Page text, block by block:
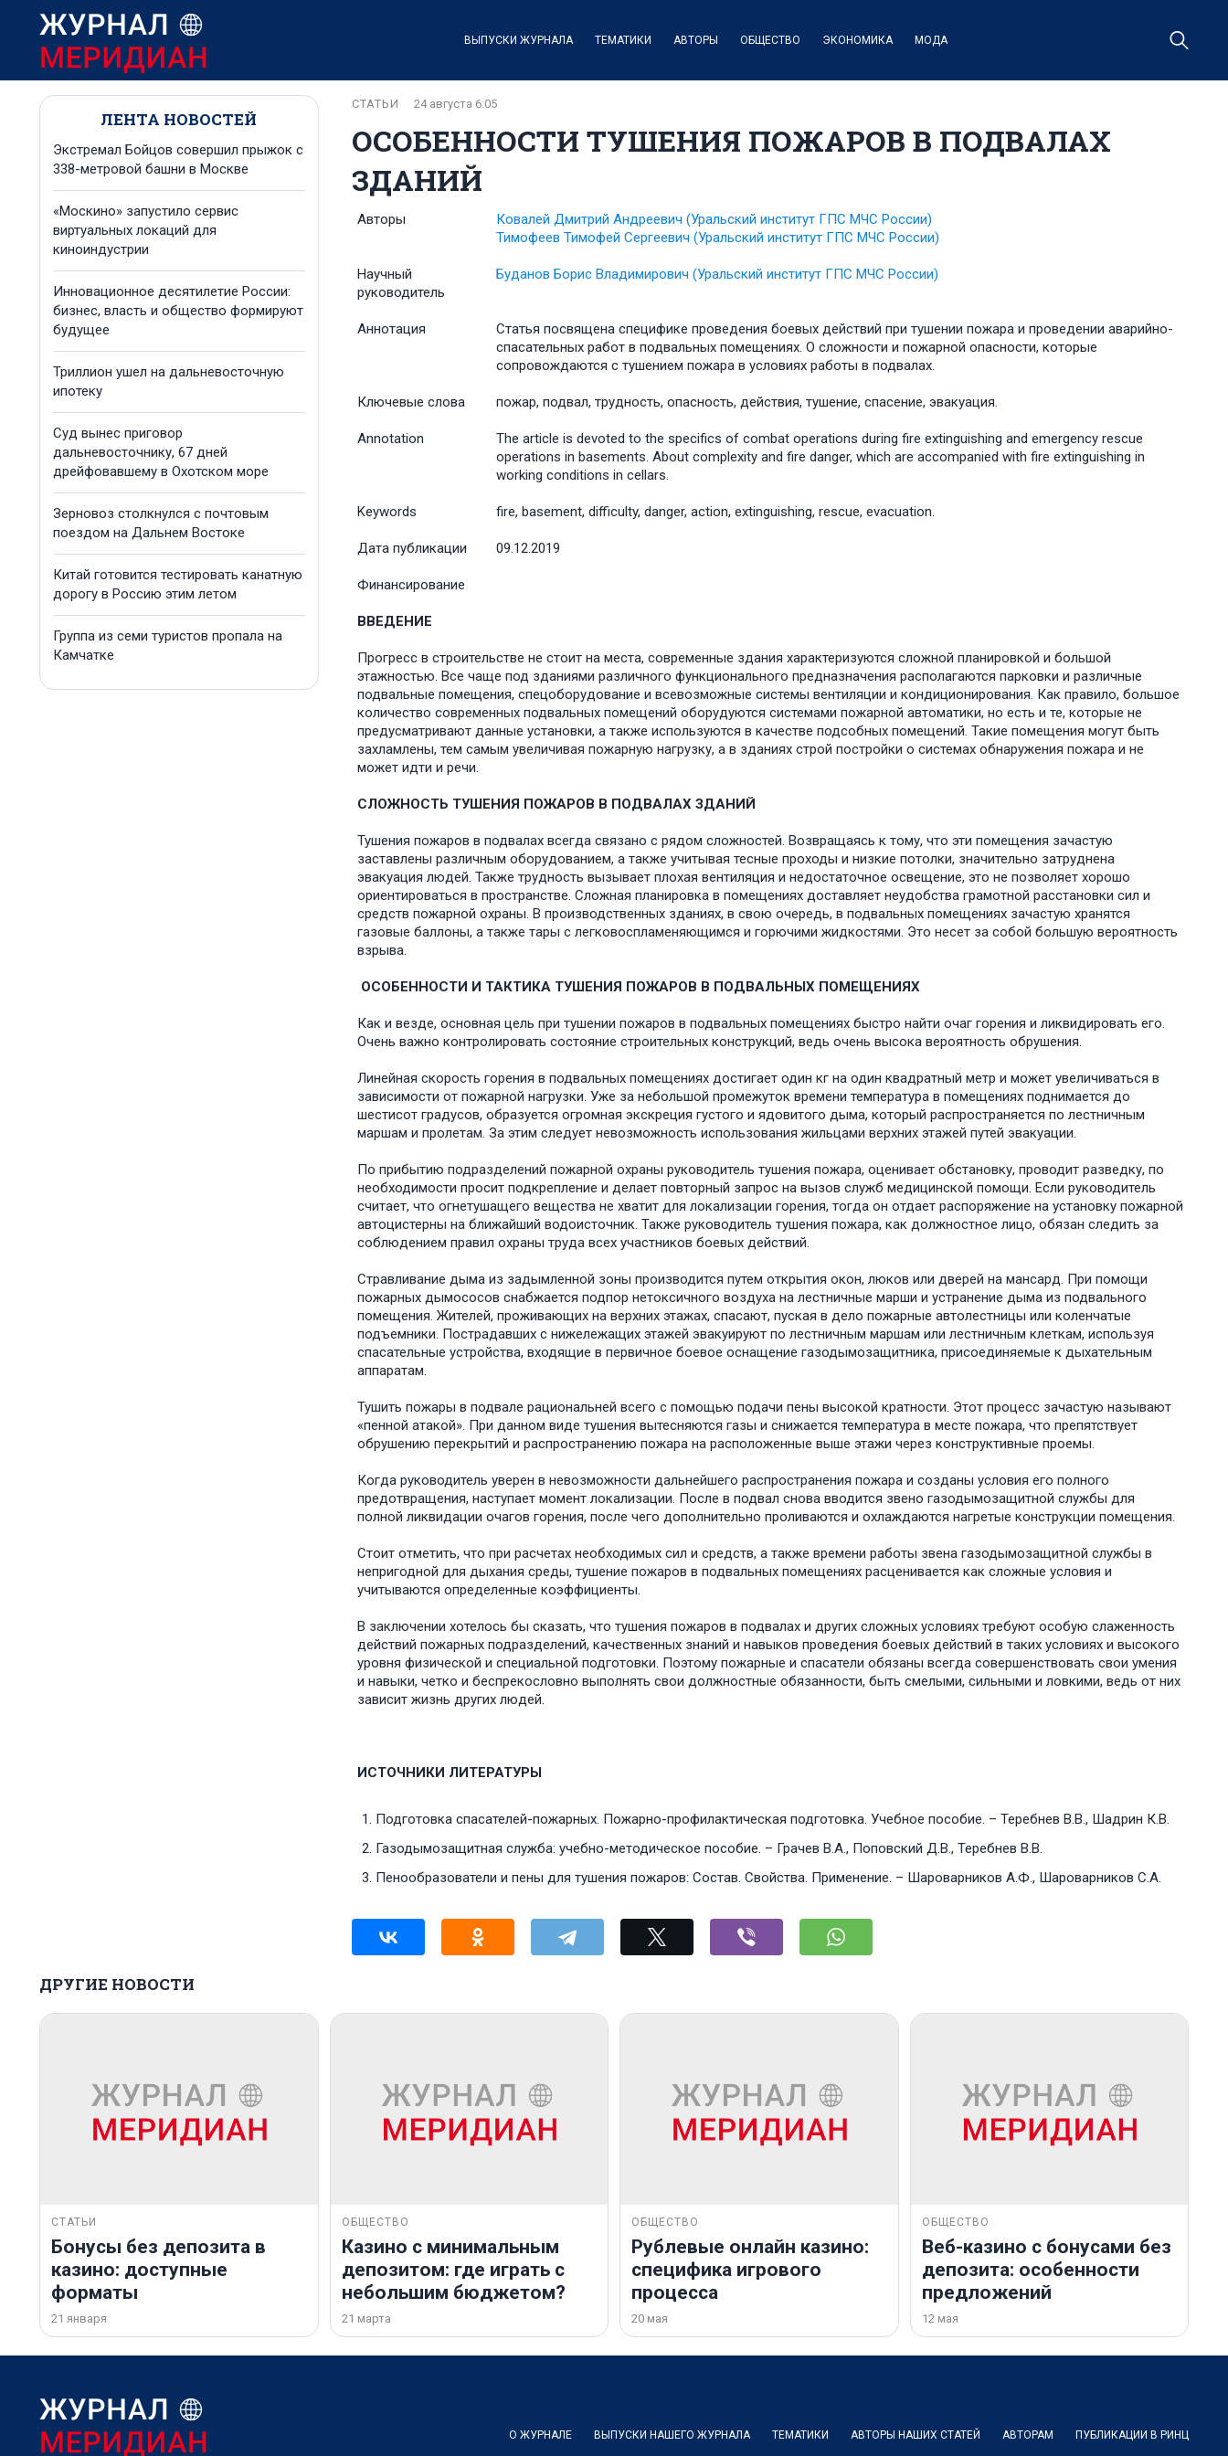
ВЫПУСКИ ЖУРНАЛА ТЕМАТИКИ АВТОРЫ ОБЩЕСТВО ЭКОНОМИКА МОДА
ЛЕНТА НОВОСТЕЙ
Экстремал Бойцов совершил прыжок с
338-метровой башни в Москве
«Москино» запустило сервис
виртуальных локаций для
киноиндустрии
Инновационное десятилетие России:
бизнес, власть и общество формируют
будущее
Триллион ушел на дальневосточную
ипотеку
Суд вынес приговор
дальневосточнику, 67 дней
дрейфовавшему в Охотском море
Зерновоз столкнулся с почтовым
поездом на Дальнем Востоке
Китай готовится тестировать канатную
дорогу в Россию этим летом
Группа из семи туристов пропала на
Камчатке
ОСОБЕННОСТИ ТУШЕНИЯ ПОЖАРОВ В ПОДВАЛАХ
ЗДАНИЙ
СТАТЬИ 24 августа 6:05
Авторы Ковалей Дмитрий Андреевич(Уральский институт ГПС МЧС России)
Тимофеев Тимофей Сергеевич(Уральский институт ГПС МЧС России)
Научный
руководитель
Буданов Борис Владимирович(Уральский институт ГПС МЧС России)
Аннотация
Статья посвящена специфике проведения боевых действий при тушении пожара и проведении аварийно-
спасательных работ в подвальных помещениях. О сложности и пожарной опасности, которые
сопровождаются с тушением пожара в условиях работы в подвалах.
Ключевые слова пожар, подвал, трудность, опасность, действия, тушение, спасение, эвакуация.
Annotation
The article is devoted to the specifics of combat operations during fire extinguishing and emergency rescue
operations in basements. About complexity and fire danger, which are accompanied with fire extinguishing in
working conditions in cellars.
Keywords fire, basement, difficulty, danger, action, extinguishing, rescue, evacuation.
Дата публикации 09.12.2019
Финансирование
ВВЕДЕНИЕ
Прогресс в строительстве не стоит на места, современные здания характеризуются сложной планировкой и большой
этажностью. Все чаще под зданиями различного функционального предназначения располагаются парковки и различные
подвальные помещения, спецоборудование и всевозможные системы вентиляции и кондиционирования. Как правило, большое
количество современных подвальных помещений оборудуются системами пожарной автоматики, но есть и те, которые не
предусматривают данные установки, а также используются в качестве подсобных помещений. Такие помещения могут быть
захламлены, тем самым увеличивая пожарную нагрузку, а в зданиях строй постройки о системах обнаружения пожара и не
может идти и речи.
СЛОЖНОСТЬ ТУШЕНИЯ ПОЖАРОВ В ПОДВАЛАХ ЗДАНИЙ
Тушения пожаров в подвалах всегда связано с рядом сложностей. Возвращаясь к тому, что эти помещения зачастую
заставлены различным оборудованием, а также учитывая тесные проходы и низкие потолки, значительно затруднена
эвакуация людей. Также трудность вызывает плохая вентиляция и недостаточное освещение, это не позволяет хорошо
ориентироваться в пространстве. Сложная планировка в помещениях доставляет неудобства грамотной расстановки сил и
средств пожарной охраны. В производственных зданиях, в свою очередь, в подвальных помещениях зачастую хранятся
газовые баллоны, а также тары с легковоспламеняющимся и горючими жидкостями. Это несет за собой большую вероятность
взрыва.
ОСОБЕННОСТИ И ТАКТИКА ТУШЕНИЯ ПОЖАРОВ В ПОДВАЛЬНЫХ ПОМЕЩЕНИЯХ
Как и везде, основная цель при тушении пожаров в подвальных помещениях быстро найти очаг горения и ликвидировать его.
Очень важно контролировать состояние строительных конструкций, ведь очень высока вероятность обрушения.
Линейная скорость горения в подвальных помещениях достигает один кг на один квадратный метр и может увеличиваться в
зависимости от пожарной нагрузки. Уже за небольшой промежуток времени температура в помещениях поднимается до
шестисот градусов, образуется огромная экскреция густого и ядовитого дыма, который распространяется по лестничным
маршам и пролетам. За этим следует невозможность использования жильцами верхних этажей путей эвакуации.
По прибытию подразделений пожарной охраны руководитель тушения пожара, оценивает обстановку, проводит разведку, по
необходимости просит подкрепление и делает повторный запрос на вызов служб медицинской помощи. Если руководитель
считает, что огнетушащего вещества не хватит для локализации горения, тогда он отдает распоряжение на установку пожарной
автоцистерны на ближайший водоисточник. Также руководитель тушения пожара, как должностное лицо, обязан следить за
соблюдением правил охраны труда всех участников боевых действий.
Стравливание дыма из задымленной зоны производится путем открытия окон, люков или дверей на мансард. При помощи
пожарных дымососов снабжается подпор нетоксичного воздуха на лестничные марши и устранение дыма из подвального
помещения. Жителей, проживающих на верхних этажах, спасают, пуская в дело пожарные автолестницы или коленчатые
подъемники. Пострадавших с нижележащих этажей эвакуируют по лестничным маршам или лестничным клеткам, используя
спасательные устройства, входящие в первичное боевое оснащение газодымозащитника, присоединяемые к дыхательным
аппаратам.
Тушить пожары в подвале рациональней всего с помощью подачи пены высокой кратности. Этот процесс зачастую называют
«пенной атакой». При данном виде тушения вытесняются газы и снижается температура в месте пожара, что препятствует
обрушению перекрытий и распространению пожара на расположенные выше этажи через конструктивные проемы.
Когда руководитель уверен в невозможности дальнейшего распространения пожара и созданы условия его полного
предотвращения, наступает момент локализации. После в подвал снова вводится звено газодымозащитной службы для
полной ликвидации очагов горения, после чего дополнительно проливаются и охлаждаются нагретые конструкции помещения.
Стоит отметить, что при расчетах необходимых сил и средств, а также времени работы звена газодымозащитной службы в
непригодной для дыхания среды, тушение пожаров в подвальных помещениях расценивается как сложные условия и
учитываются определенные коэффициенты.
В заключении хотелось бы сказать, что тушения пожаров в подвалах и других сложных условиях требуют особую слаженность
действий пожарных подразделений, качественных знаний и навыков проведения боевых действий в таких условиях и высокого
уровня физической и специальной подготовки. Поэтому пожарные и спасатели обязаны всегда совершенствовать свои умения
и навыки, четко и беспрекословно выполнять свои должностные обязанности, быть смелыми, сильными и ловкими, ведь от них
зависит жизнь других людей.
ИСТОЧНИКИ ЛИТЕРАТУРЫ
Подготовка спасателей-пожарных. Пожарно-профилактическая подготовка. Учебное пособие. – Теребнев В.В., Шадрин К.В.
Газодымозащитная служба: учебно-методическое пособие. – Грачев В.А., Поповский Д.В., Теребнев В.В.
Пенообразователи и пены для тушения пожаров: Состав. Свойства. Применение. – Шароварников А.Ф., Шароварников С.А.
ДРУГИЕ НОВОСТИ
СТАТЬИ
Бонусы без депозита в
казино: доступные
форматы
21 января
ОБЩЕСТВО
Казино с минимальным
депозитом: где играть с
небольшим бюджетом?
21 марта
ОБЩЕСТВО
Рублевые онлайн казино:
специфика игрового
процесса
20 мая
ОБЩЕСТВО
Веб-казино с бонусами без
депозита: особенности
предложений
12 мая
О ЖУРНАЛЕ ВЫПУСКИ НАШЕГО ЖУРНАЛА ТЕМАТИКИ АВТОРЫ НАШИХ СТАТЕЙ АВТОРАМ ПУБЛИКАЦИИ В РИНЦ